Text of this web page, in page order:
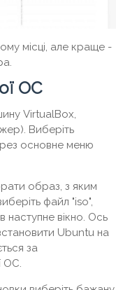
місці, але краще -
ОС
VirtualBox,
Виберіть
основне меню
образ, з яким
файл "iso",
наступне вікно. Ось
Ubuntu на
за
ОС.